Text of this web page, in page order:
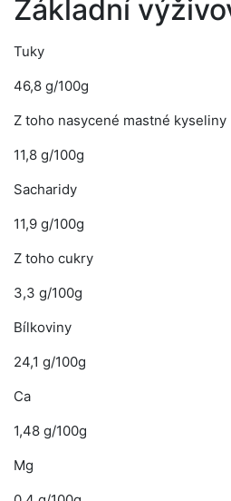
Základní
Tuky
46,8 g/100g
Z toho nasycené mastné kyseliny
11,8 g/100g
Sacharidy
11,9 g/100g
Z toho cukry
3,3 g/100g
Bílkoviny
24,1 g/100g
Ca
1,48 g/100g
Mg